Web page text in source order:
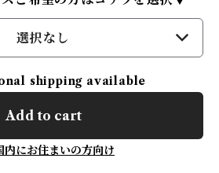
選択なし
shipping available
Add to cart
内にお住まいの方向け